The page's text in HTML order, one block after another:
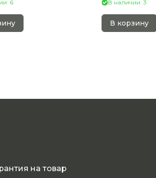
6 В наличии: 3
В корзину
на товар